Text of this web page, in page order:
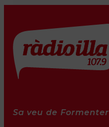
Sa veu de